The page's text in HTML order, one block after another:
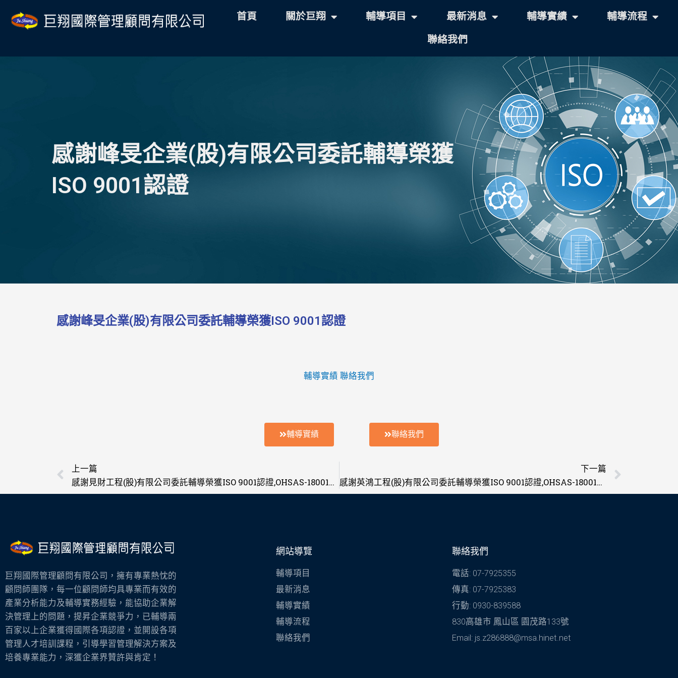
首頁 關於巨翔 輔導項目 最新消息 輔導實績
輔導流程
聯絡我們
感謝峰旻企業(股)有限公司委託輔導榮獲
ISO 9001認證
感謝峰旻企業(股)有限公司委託輔導榮獲ISO 9001認證
輔導實績 聯絡我們
輔導實績 聯絡我們
上一頁
上一篇
感謝見財工程(股)有限公司委託輔導榮獲ISO 9001認證,OHSAS-18001職安衛管理系統認證
下一篇
感謝英鴻工程(股)有限公司委託輔導榮獲ISO 9001認證,OHSAS-18001職安衛管理系統認證
巨翔國際管理顧問有限公司，擁有專業熱忱的
顧問師團隊，每一位顧問師均具專業而有效的
產業分析能力及輔導實務經驗，能協助企業解
決管理上的問題，提昇企業競爭力，已輔導兩
百家以上企業獲得國際各項認證，並開設各項
管理人才培訓課程，引導學習管理解決方案及
培養專業能力，深獲企業界贊許與肯定！
網站導覽
輔導項目
最新消息
輔導實績
輔導流程
聯絡我們
聯絡我們
電話: 07-7925355
傳真: 07-7925383
行動: 0930-839588
830高雄市 鳳山區 園茂路133號
Email: js.z286888@msa.hinet.net